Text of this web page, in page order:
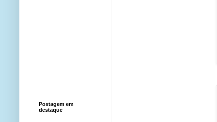
Postagem em
destaque